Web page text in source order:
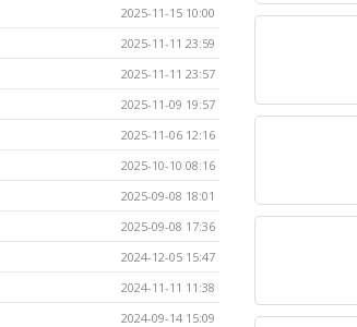
2025-11-15 10:00
2025-11-11 23:59
2025-11-11 23:57
2025-11-09 19:57
2025-11-06 12:16
2025-10-10 08:16
2025-09-08 18:01
2025-09-08 17:36
2024-12-05 15:47
2024-11-11 11:38
2024-09-14 15:09